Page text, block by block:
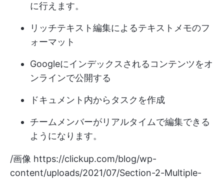
に行えます。
リッチテキスト編集によるテキストメモのフ
ォーマット
Googleにインデックスされるコンテンツをオ
ンラインで公開する
ドキュメント内からタスクを作成
チームメンバーがリアルタイムで編集できる
ようになります。
/画像 https://clickup.com/blog/wp-
content/uploads/2021/07/Section-2-Multiple-